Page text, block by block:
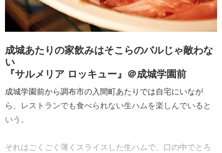
成城あたりの家飲みはそこらのバルじゃ敵わな
い
『サルメリア ロッキュー』＠成城学園前
成城学園前から調布市の入間町あたりでは自宅にいなが
ら、レストランでも食べられない生ハムを楽しんでいると
いう。
それはごくごく薄くスライスした生ハムで、口の中でとろ